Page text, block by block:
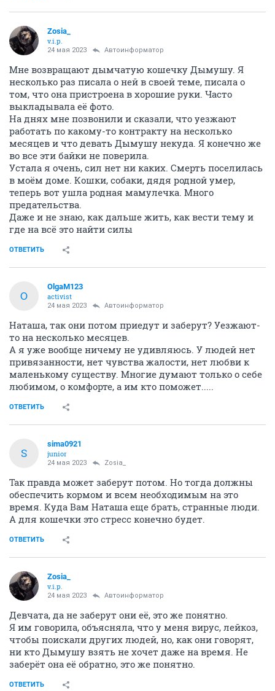
Zosia_
v.i.p.
24 мая 2023 Автоинформатор
Мне возвращают дымчатую кошечку Дымушу. Я
несколько раз писала о ней в своей теме, писала о
том, что она пристроена в хорошие руки. Часто
выкладывала её фото.
На днях мне позвонили и сказали, что уезжают
работать по какому-то контракту на несколько
месяцев и что девать Дымушу некуда. Я конечно же
во все эти байки не поверила.
Устала я очень, сил нет ни каких. Смерть поселилась
в моём доме. Кошки, собаки, дядя родной умер,
теперь вот ушла родная мамулечка. Много
предательства.
Даже и не знаю, как дальше жить, как вести тему и
где на всё это найти силы
ОТВЕТИТЬ
O
OlgaM123
activist
24 мая 2023 Автоинформатор
Наташа, так они потом приедут и заберут? Уезжают-
то на несколько месяцев.
А я уже вообще ничему не удивляюсь. У людей нет
привязанности, нет чувства жалости, нет любви к
маленькому существу. Многие думают только о себе
любимом, о комфорте, а им кто поможет.....
ОТВЕТИТЬ
S
sima0921
junior
24 мая 2023 Zosia_
Так правда может заберут потом. Но тогда должны
обеспечить кормом и всем необходимым на это
время. Куда Вам Наташа еще брать, странные люди.
А для кошечки это стресс конечно будет.
ОТВЕТИТЬ
Zosia_
v.i.p.
24 мая 2023 Автоинформатор
Девчата, да не заберут они её, это же понятно.
Я им говорила, объясняла, что у меня вирус, лейкоз,
чтобы поискали других людей, но, как они говорят,
ни кто Дымушу взять не хочет даже на время. Не
заберёт она её обратно, это же понятно.
ОТВЕТИТЬ